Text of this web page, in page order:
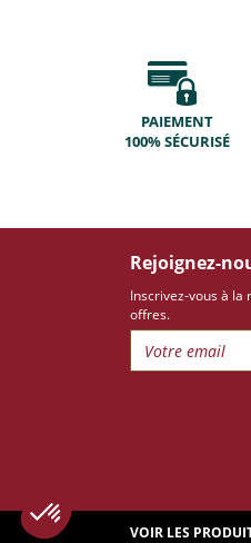
PAIEMENT
100% SÉCURISÉ
Rejoignez-
Inscrivez-vous à
offres.
VOIR LES